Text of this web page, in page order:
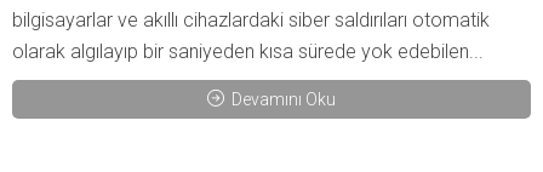
bilgisayarlar ve akıllı cihazlardaki siber saldırıları otomatik
olarak algılayıp bir saniyeden kısa sürede yok edebilen...
Devamını Oku